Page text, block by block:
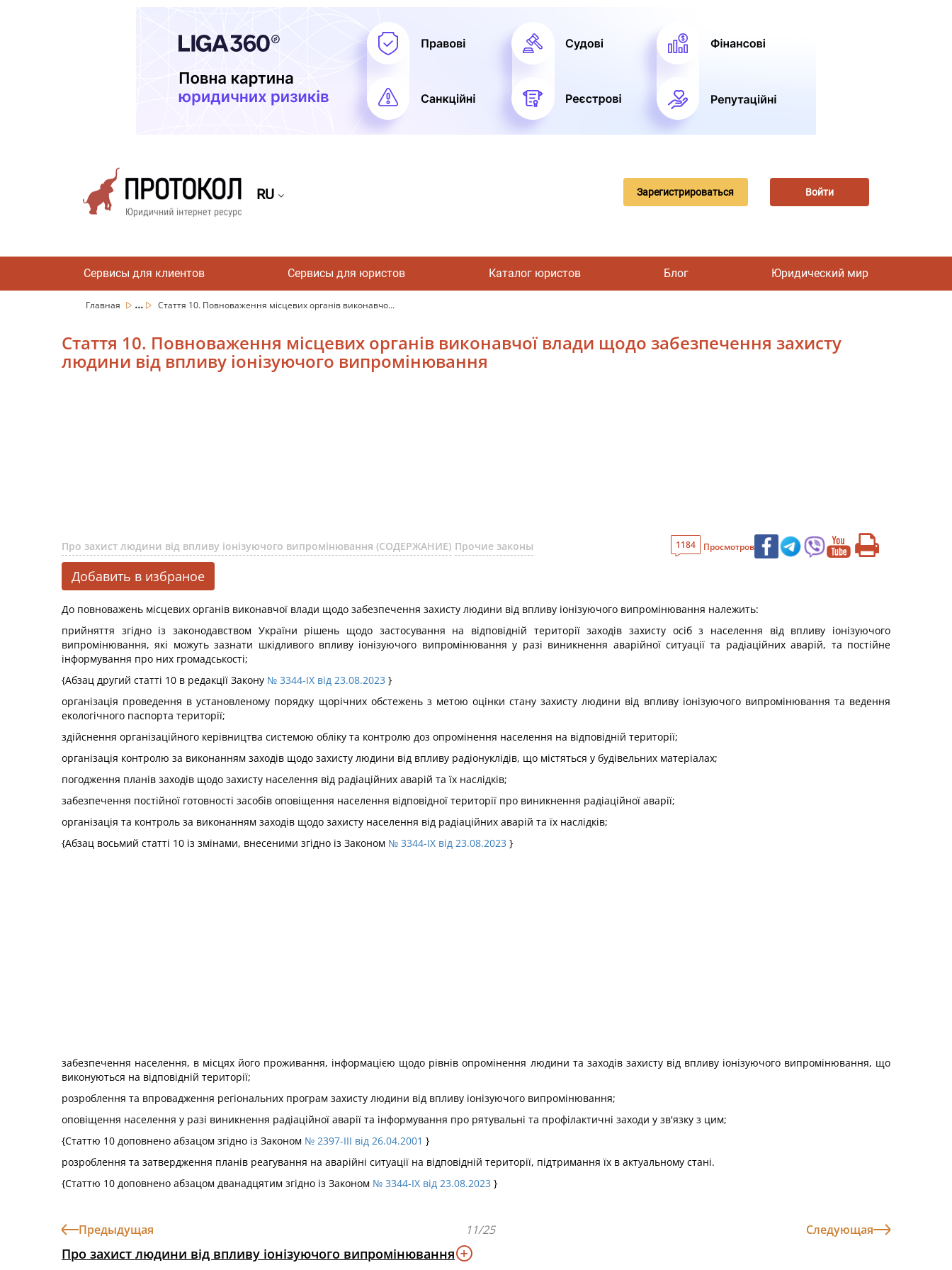
RU Зарегистрироваться Войти
Сервисы для клиентов Сервисы для юристов Каталог юристов Блог Юридический мир
Главная ... Стаття 10. Повноваження місцевих органів виконавчо...
Стаття 10. Повноваження місцевих органів виконавчої влади щодо забезпечення захисту
людини від впливу іонізуючого випромінювання
Про захист людини від впливу іонізуючого випромінювання (СОДЕРЖАНИЕ) Прочие законы 1184 Просмотров
Добавить в избраное
До повноважень місцевих органів виконавчої влади щодо забезпечення захисту людини від впливу іонізуючого випромінювання належить:
прийняття згідно із законодавством України рішень щодо застосування на відповідній території заходів захисту осіб з населення від впливу іонізуючого
випромінювання, які можуть зазнати шкідливого впливу іонізуючого випромінювання у разі виникнення аварійної ситуації та радіаційних аварій, та постійне
інформування про них громадськості;
{Абзац другий статті 10 в редакції Закону № 3344-IX від 23.08.2023 }
організація проведення в установленому порядку щорічних обстежень з метою оцінки стану захисту людини від впливу іонізуючого випромінювання та ведення
екологічного паспорта території;
здійснення організаційного керівництва системою обліку та контролю доз опромінення населення на відповідній території;
організація контролю за виконанням заходів щодо захисту людини від впливу радіонуклідів, що містяться у будівельних матеріалах;
погодження планів заходів щодо захисту населення від радіаційних аварій та їх наслідків;
забезпечення постійної готовності засобів оповіщення населення відповідної території про виникнення радіаційної аварії;
організація та контроль за виконанням заходів щодо захисту населення від радіаційних аварій та їх наслідків;
{Абзац восьмий статті 10 із змінами, внесеними згідно із Законом № 3344-IX від 23.08.2023 }
забезпечення населення, в місцях його проживання, інформацією щодо рівнів опромінення людини та заходів захисту від впливу іонізуючого випромінювання, що
виконуються на відповідній території;
розроблення та впровадження регіональних програм захисту людини від впливу іонізуючого випромінювання;
оповіщення населення у разі виникнення радіаційної аварії та інформування про рятувальні та профілактичні заходи у зв'язку з цим;
{Статтю 10 доповнено абзацом згідно із Законом № 2397-III від 26.04.2001 }
розроблення та затвердження планів реагування на аварійні ситуації на відповідній території, підтримання їх в актуальному стані.
{Статтю 10 доповнено абзацом дванадцятим згідно із Законом № 3344-IX від 23.08.2023 }
Предыдущая 11/25 Следующая
Про захист людини від впливу іонізуючого випромінювання